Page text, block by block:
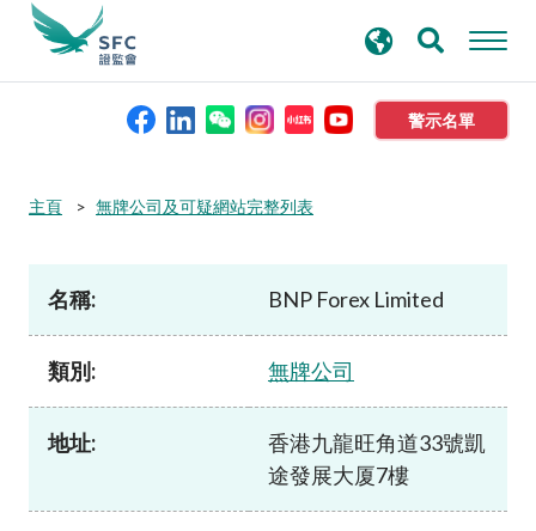
警示名單
本會簡介
規則及標準
資料庫
尋
主頁 無牌公司及可疑網站完整列表
名稱: BNP Forex Limited
類別: 無牌公司
地址:
香港九龍旺角道33號凱
途發展大厦7樓